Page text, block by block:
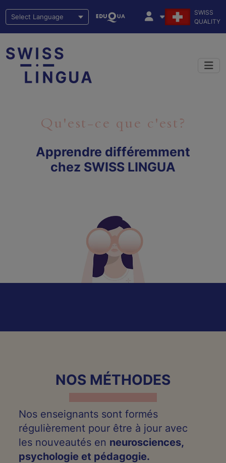
SWISS
QUALITY
Qu'est-ce que c'est?
Apprendre différemment
chez SWISS LINGUA
NOS MÉTHODES
Nos enseignants sont formés
régulièrement pour être à jour avec
les nouveautés en neurosciences,
psychologie et pédagogie.